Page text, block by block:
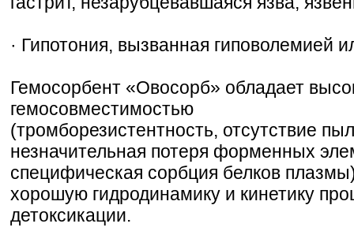
· Гипотония, вызванная гиповолемией
Гемосорбент «Овосорб» обладает
гемосовместимостью
(тромборезистентность, отсутствие
незначительная потеря форменных
специфическая сорбция белков
хорошую гидродинамику и кинетику
детоксикации.